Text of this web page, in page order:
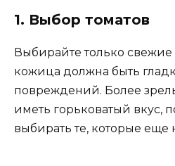
1. Выбор томатов
Выбирайте только свежие
кожица должна быть
повреждений. Более
иметь горьковатый вкус,
выбирать те, которые еще